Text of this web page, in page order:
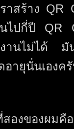
าสร้าง
ไปกี่ปี QR
านไม่ได้ มัน
ายุนั่นเองค
งของผมคื